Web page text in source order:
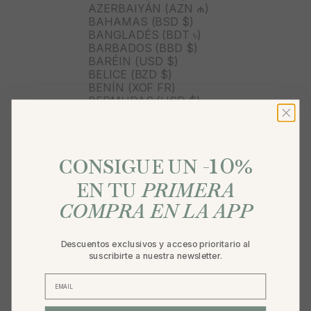
AZERBAIYÁN (AZN ₼)
BAHAMAS (BSD $)
BANGLADÉS (BDT ৳)
BARBADOS (BBD $)
BARÉIN (USD $)
BELICE (BZD $)
BENÍN (XOF FR)
BERMUDAS (USD $)
BRASIL (BRL R$)
BRUNÉI (BND $)
BULGARIA (EUR €)
BURKINA FASO (XOF FR)
BURUNDI (BIF FR)
BÉLGICA (EUR €)
CABO VERDE (CVE $)
CAMBOYA (KHR ៛)
CANADÁ (CAD $)
CONSIGUE UN -10%
EN TUPRIMERA
COMPRA EN LA APP
Descuentos exclusivos y acceso prioritario al
suscribirte a nuestra newsletter.